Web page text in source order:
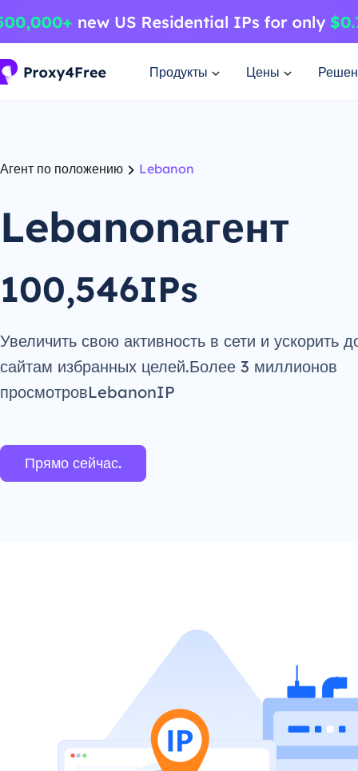
Продукты Цены
Агент по положению Lebanon
Lebanonагент
100,546IPs
Увеличить свою активность в сети и ускорить
сайтам избранных целей.Более 3 миллионов
просмотровLebanonIP
Прямо сейчас.